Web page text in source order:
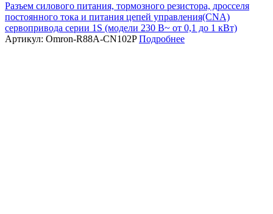
Разъем силового питания, тормозного резистора, дросселя
постоянного тока и питания цепей управления(CNA)
сервопривода серии 1S (модели 230 В~ от 0,1 до 1 кВт)
Артикул: Omron-R88A-CN102PПодробнее